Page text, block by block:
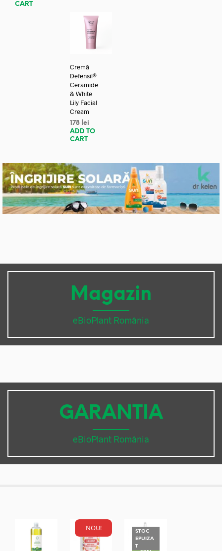
CART
Cremă
Defensil®
Ceramide
& White
Lily Facial
Cream
178 lei
ADD TO
CART
Magazin
eBioPlant România
GARANTIA
eBioPlant România
NOU!
STOC
EPUIZA
TREDUC